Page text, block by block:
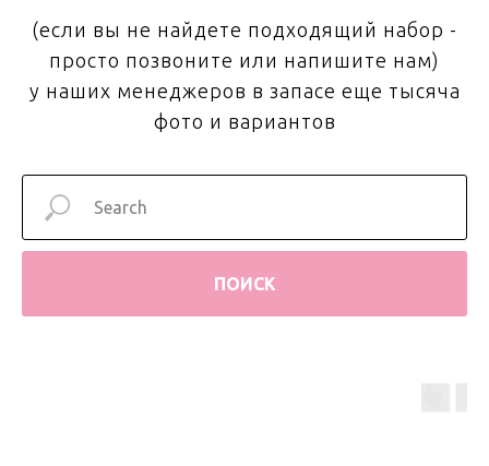
(если вы не найдете подходящий набор -
просто позвоните или напишите нам)
у наших менеджеров в запасе еще тысяча
фото и вариантов
ПОИСК